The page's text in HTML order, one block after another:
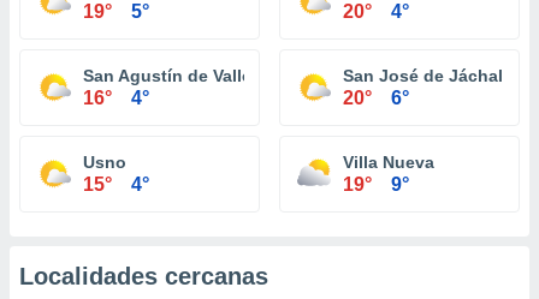
19° 5° 20° 4°
San Agustín de Valle Fertíl
16° 4°
San José de Jáchal
20° 6°
Usno
15° 4°
Villa Nueva
19° 9°
Localidades cercanas